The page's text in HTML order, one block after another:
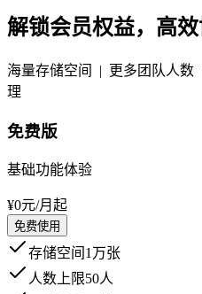
解锁会员权益，高
海量存储空间 | 更多团队人
理
免费版
基础功能体验
¥0元/月起
免费使用
存储空间 1万张
人数上限50人